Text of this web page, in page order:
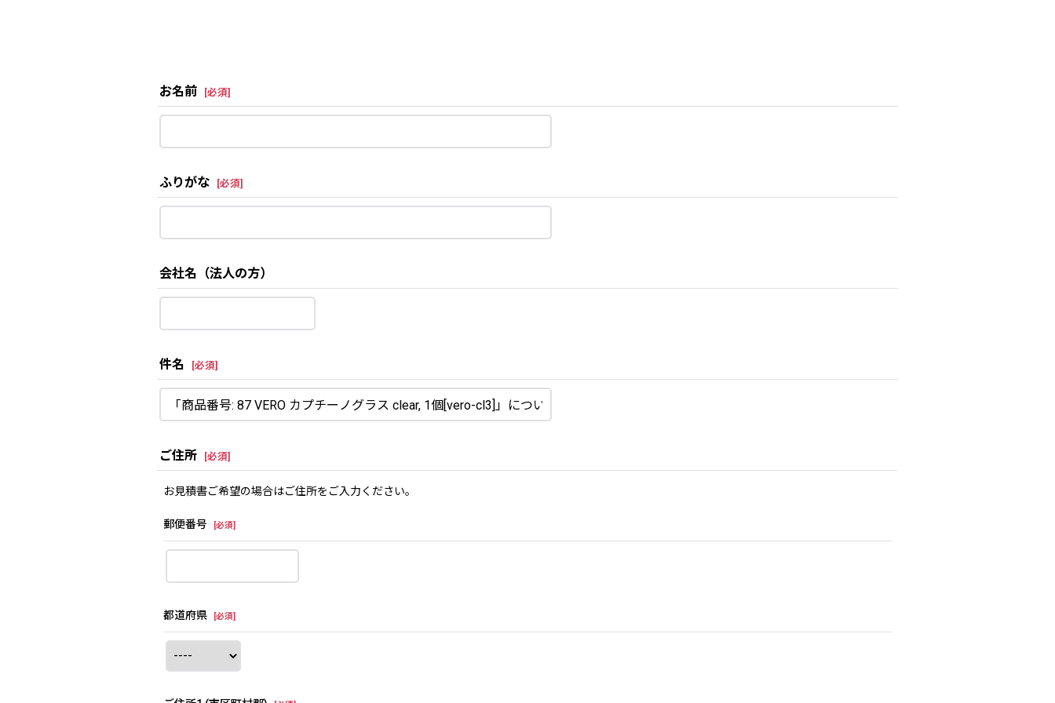
お名前 [必須]
ふりがな [必須]
会社名（法人の方）
件名 [必須]
ご住所 [必須]
お見積書ご希望の場合はご住所をご入力ください。
郵便番号 [必須]
都道府県 [必須]